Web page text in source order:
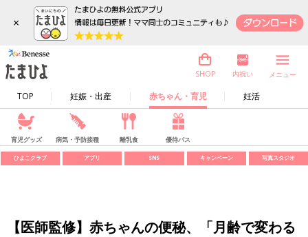
×
TOP 妊娠・出産 赤ちゃん・育児 妊活
SHOP 内祝い メニュー
育児グッズ 病気・予防接種 離乳食 優待パス
ひよこクラブ アプリ SNS キャンペーン 写真スタジオ
【医師監修】赤ちゃんの便秘、「月齢で変わる